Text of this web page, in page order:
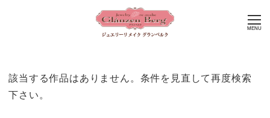
MENU
該当する作品はありません。条件を見直して再度検索
下さい。